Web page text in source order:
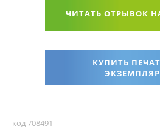
ЧИТАТЬ ОТРЫВОК НА
КУПИТЬ
код 708491